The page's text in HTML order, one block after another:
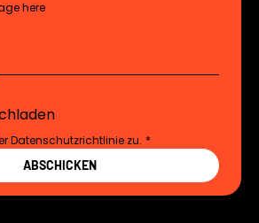
Datenschutzrichtlinie zu. *
ABSCHICKEN